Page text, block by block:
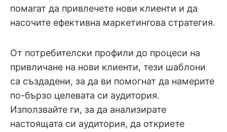
помагат да привлечете нови клиенти и да
насочите ефективна маркетингова стратегия.
От потребителски профили до процеси на
привличане на нови клиенти, тези шаблони
са създадени, за да ви помогнат да намерите
по-бързо целевата си аудитория.
Използвайте ги, за да анализирате
настоящата си аудитория, да откриете